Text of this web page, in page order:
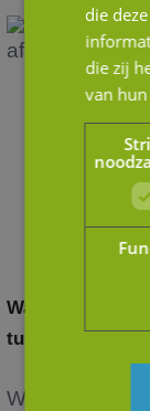
Waardering
tussen
Wanneer je
die
die zij
van